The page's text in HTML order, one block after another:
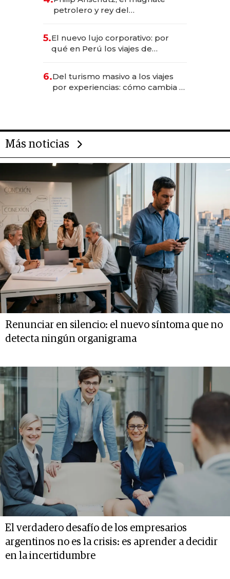
petrolero y rey del
Fénix
5.El nuevo lujo corporativo: por
qué en Perú los viajes de
transformadoras
6.Del turismo masivo a los viajes
por experiencias: cómo cambia el
Más noticias
Renunciar en silencio: el nuevo síntoma que no
detecta ningún organigrama
El verdadero desafío de los empresarios
argentinos no es la crisis: es aprender a decidir
en la incertidumbre